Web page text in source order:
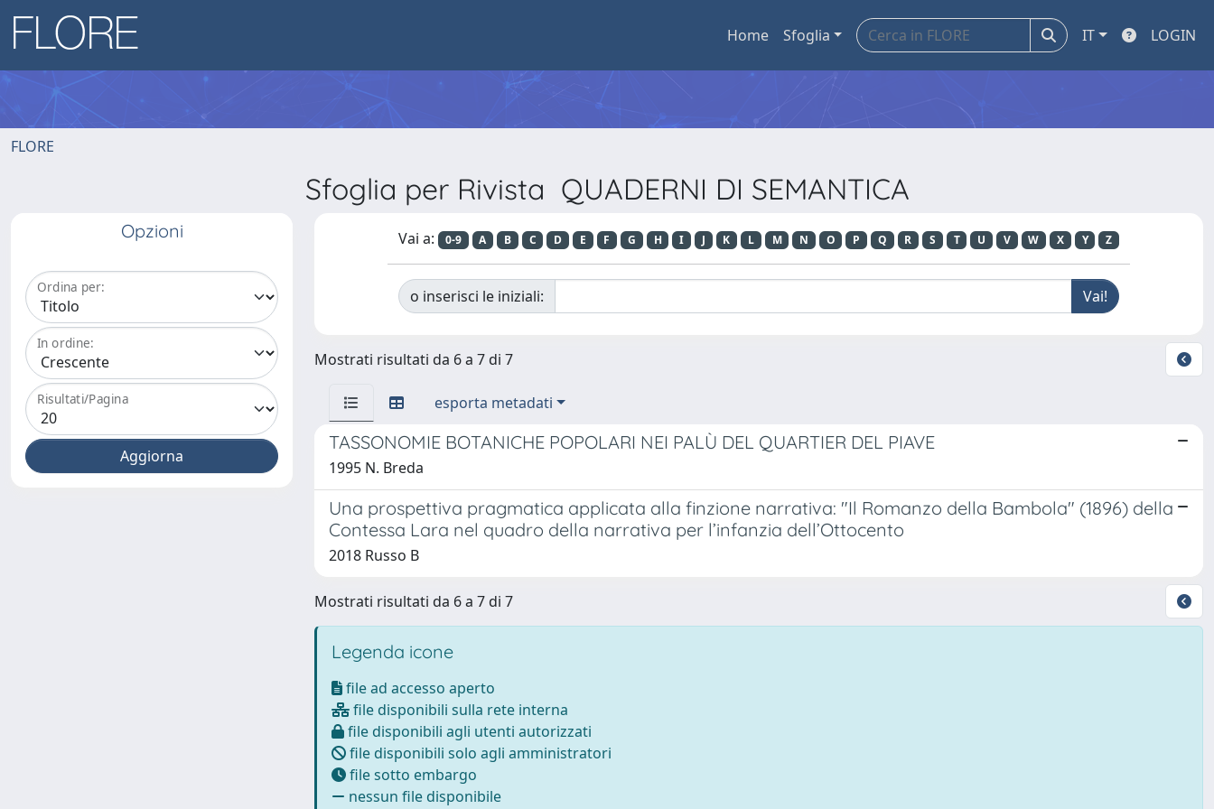
Home Sfoglia IT LOGIN
FLORE
Sfoglia per Rivista QUADERNI DI SEMANTICA
Opzioni
Ordina per:
In ordine:
Risultati/Pagina
Vai a: 0-9 A B C D E F G H I J K L M N O P Q R S T U V W X Y Z
o inserisci le iniziali:
Mostrati risultati da 6 a 7 di 7
esporta metadati
TASSONOMIE BOTANICHE POPOLARI NEI PALÙ DEL QUARTIER DEL PIAVE
1995 N. Breda
Una prospettiva pragmatica applicata alla finzione narrativa: "Il Romanzo della Bambola" (1896) della
Contessa Lara nel quadro della narrativa per l’infanzia dell’Ottocento
2018 Russo B
Mostrati risultati da 6 a 7 di 7
Legenda icone
file ad accesso aperto
file disponibili sulla rete interna
file disponibili agli utenti autorizzati
file disponibili solo agli amministratori
file sotto embargo
nessun file disponibile